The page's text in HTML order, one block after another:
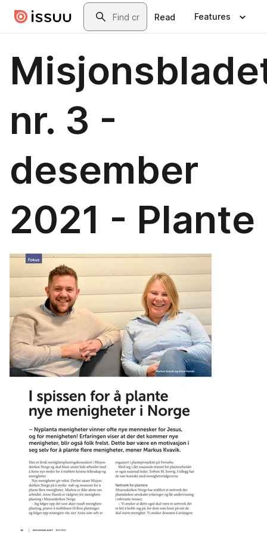
Skip to main contentSearch
Read Features
nr. 3 -
desember
2021 - Plante